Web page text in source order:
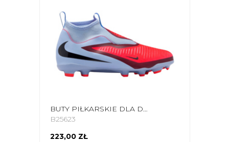
BUTY PIŁKARSKIE DLA DZIECI NIKE PHANTOM 6 HIGH ACADEMY FG/MG HQ2042 400
B25623
223,00 ZŁ